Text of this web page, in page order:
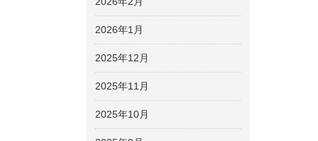
2026年1月
2025年12月
2025年11月
2025年10月